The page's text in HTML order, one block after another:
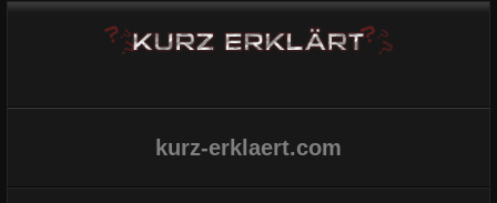
kurz-erklaert.com